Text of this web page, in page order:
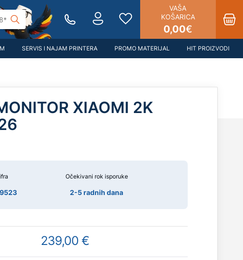
VAŠA
KOŠARICA
0,00€
SERVIS I NAJAM PRINTERA PROMO MATERIJAL HIT PROIZVODI
XIAOMI 2K
Očekivani rok isporuke
2-5 radnih dana
239,00 €